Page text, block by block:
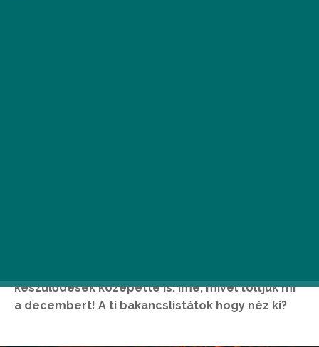
készülődések közepette is. Íme, mivel töltjük mi
a decembert! A ti bakancslistátok hogy néz ki?